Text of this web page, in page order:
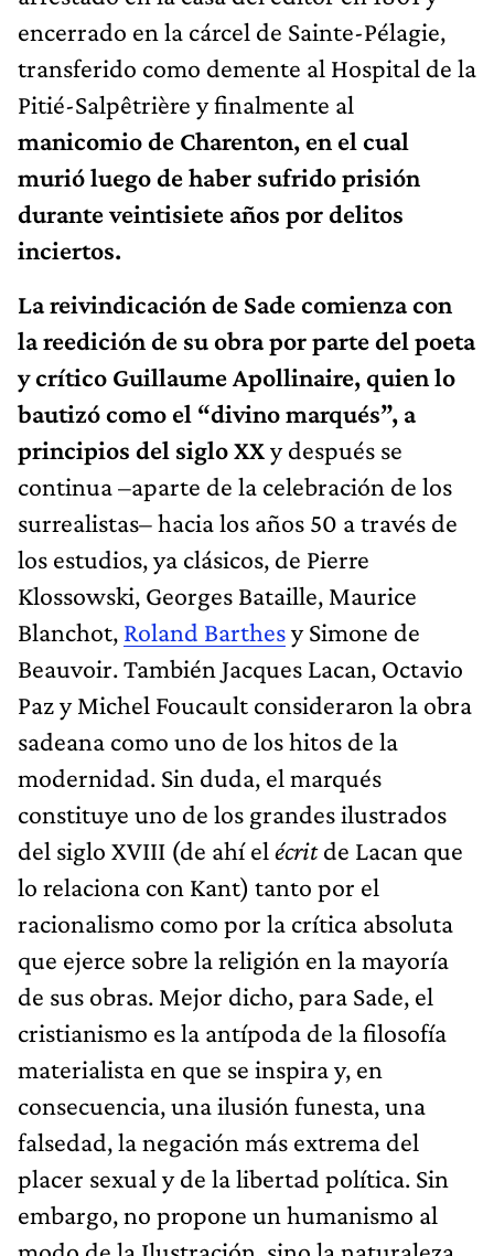
encerrado en la cárcel de Sainte-Pélagie,
transferido como demente al Hospital de la
Pitié-Salpêtrière y finalmente al
manicomio de Charenton, en el cual
murió luego de haber sufrido prisión
durante veintisiete años por delitos
inciertos.
La reivindicación de Sade comienza con
la reedición de su obra por parte del poeta
y crítico Guillaume Apollinaire, quien lo
bautizó como el “divino marqués”, a
principios del siglo XXy después se
continua –aparte de la celebración de los
surrealistas– hacia los años 50 a través de
los estudios, ya clásicos, de Pierre
Klossowski, Georges Bataille, Maurice
Blanchot, Roland Barthesy Simone de
Beauvoir. También Jacques Lacan, Octavio
Paz y Michel Foucault consideraron la obra
sadeana como uno de los hitos de la
modernidad. Sin duda, el marqués
constituye uno de los grandes ilustrados
del siglo XVIII (de ahí el écritde Lacan que
lo relaciona con Kant) tanto por el
racionalismo como por la crítica absoluta
que ejerce sobre la religión en la mayoría
de sus obras. Mejor dicho, para Sade, el
cristianismo es la antípoda de la filosofía
materialista en que se inspira y, en
consecuencia, una ilusión funesta, una
falsedad, la negación más extrema del
placer sexual y de la libertad política. Sin
embargo, no propone un humanismo al